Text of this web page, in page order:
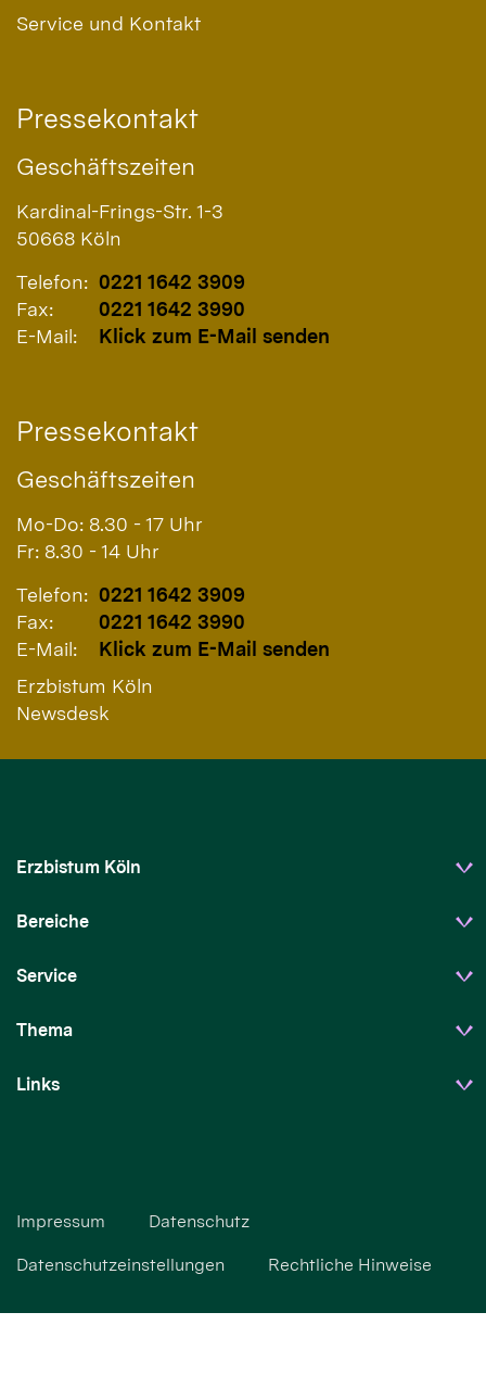
Service und Kontakt
Pressekontakt
Geschäftszeiten
Kardinal-Frings-Str. 1-3
50668 Köln
Telefon: 0221 1642 3909
Fax:
0221 1642 3990
E-Mail:
Klick zum E-Mail senden
Pressekontakt
Geschäftszeiten
Mo-Do: 8.30 - 17 Uhr
Fr: 8.30 - 14 Uhr
Telefon: 0221 1642 3909
Fax:
0221 1642 3990
E-Mail:
Klick zum E-Mail senden
Erzbistum Köln
Newsdesk
Erzbistum Köln
Bereiche
Service
Thema
Links
Impressum Datenschutz
Datenschutzeinstellungen Rechtliche Hinweise